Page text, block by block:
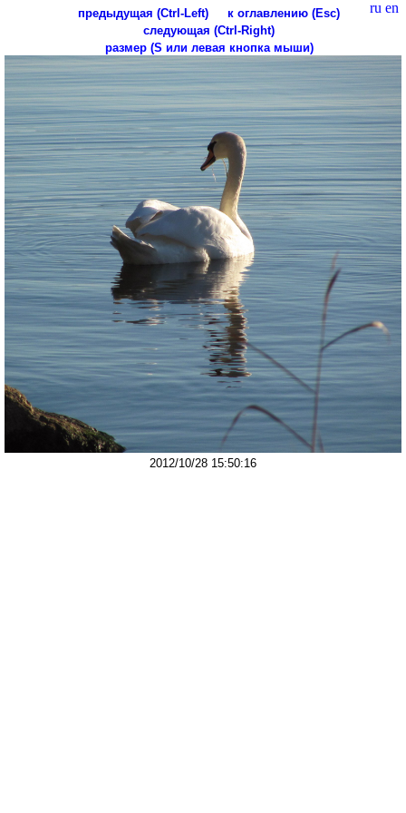
ru en
предыдущая (Ctrl-Left)
к оглавлению (Esc)
следующая (Ctrl-Right)
размер (S или левая кнопка мыши)
2012/10/28 15:50:16